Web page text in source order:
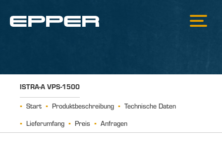
ISTRA-A VPS-1500
Start Produktbeschreibung
Technische Daten
Lieferumfang
Preis Anfragen